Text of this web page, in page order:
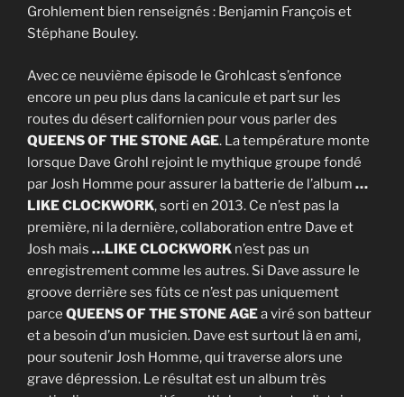
Grohlement bien renseignés : Benjamin François et
Stéphane Bouley.
Avec ce neuvième épisode le Grohlcast s’enfonce
encore un peu plus dans la canicule et part sur les
routes du désert californien pour vous parler des
QUEENS OF THE STONE AGE. La température monte
lorsque Dave Grohl rejoint le mythique groupe fondé
par Josh Homme pour assurer la batterie de l’album …
LIKE CLOCKWORK, sorti en 2013. Ce n’est pas la
première, ni la dernière, collaboration entre Dave et
Josh mais …LIKE CLOCKWORK n’est pas un
enregistrement comme les autres. Si Dave assure le
groove derrière ses fûts ce n’est pas uniquement
parce QUEENS OF THE STONE AGEa viré son batteur
et a besoin d’un musicien. Dave est surtout là en ami,
pour soutenir Josh Homme, qui traverse alors une
grave dépression. Le résultat est un album très